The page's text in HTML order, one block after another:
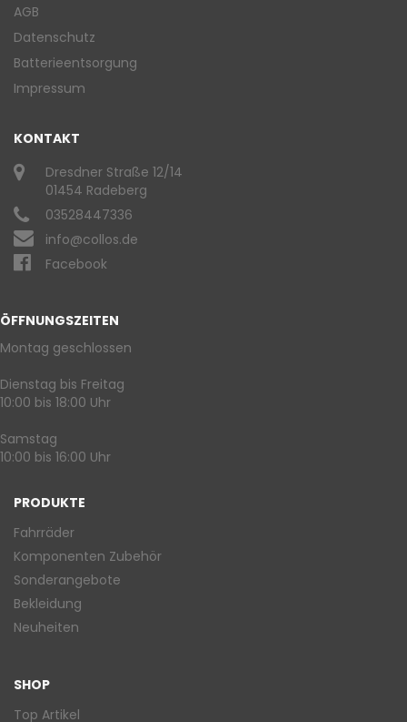
AGB
Datenschutz
Batterieentsorgung
Impressum
KONTAKT
Dresdner Straße 12/14
01454 Radeberg
03528447336
info@collos.de
Facebook
ÖFFNUNGSZEITEN
Montag geschlossen
Dienstag bis Freitag
10:00 bis 18:00 Uhr
Samstag
10:00 bis 16:00 Uhr
PRODUKTE
Fahrräder
Komponenten Zubehör
Sonderangebote
Bekleidung
Neuheiten
SHOP
Top Artikel